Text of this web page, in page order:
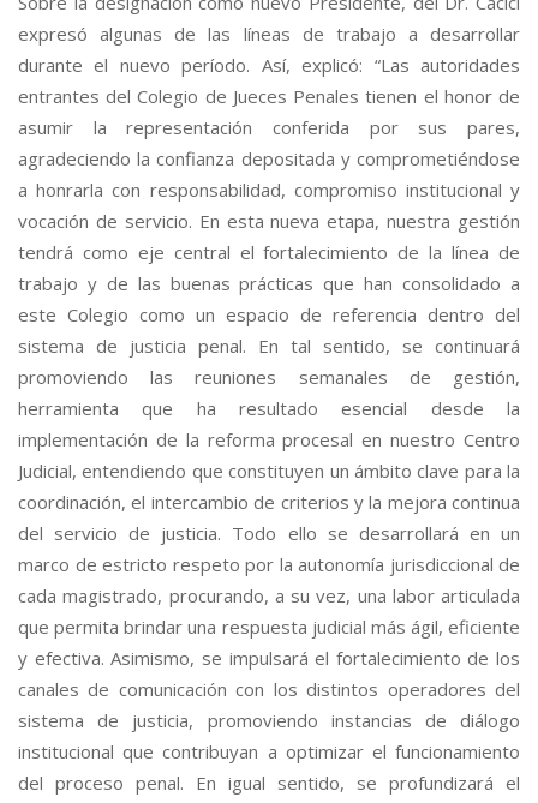
expresó algunas de las líneas de trabajo a desarrollar
durante el nuevo período. Así, explicó: “Las autoridades
entrantes del Colegio de Jueces Penales tienen el honor de
asumir la representación conferida por sus pares,
agradeciendo la confianza depositada y comprometiéndose
a honrarla con responsabilidad, compromiso institucional y
vocación de servicio. En esta nueva etapa, nuestra gestión
tendrá como eje central el fortalecimiento de la línea de
trabajo y de las buenas prácticas que han consolidado a
este Colegio como un espacio de referencia dentro del
sistema de justicia penal. En tal sentido, se continuará
promoviendo las reuniones semanales de gestión,
herramienta que ha resultado esencial desde la
implementación de la reforma procesal en nuestro Centro
Judicial, entendiendo que constituyen un ámbito clave para la
coordinación, el intercambio de criterios y la mejora continua
del servicio de justicia. Todo ello se desarrollará en un
marco de estricto respeto por la autonomía jurisdiccional de
cada magistrado, procurando, a su vez, una labor articulada
que permita brindar una respuesta judicial más ágil, eficiente
y efectiva. Asimismo, se impulsará el fortalecimiento de los
canales de comunicación con los distintos operadores del
sistema de justicia, promoviendo instancias de diálogo
institucional que contribuyan a optimizar el funcionamiento
del proceso penal. En igual sentido, se profundizará el